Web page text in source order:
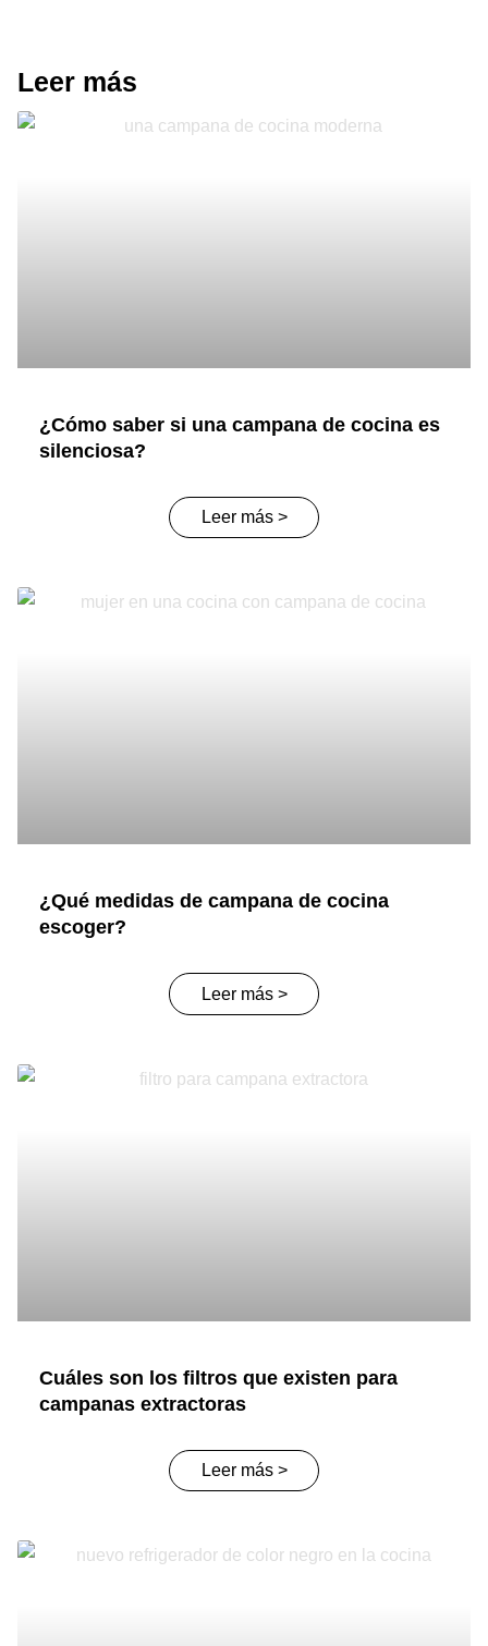
Leer más
¿Cómo saber si una campana de cocina es
silenciosa?
Leer más >
¿Qué medidas de campana de cocina
escoger?
Leer más >
Cuáles son los filtros que existen para
campanas extractoras
Leer más >